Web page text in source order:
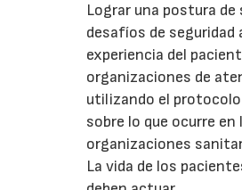
Lograr una postura
desafíos de
experiencia del
organizaciones de
utilizando el protocolo
sobre lo que ocurre
organizaciones
La vida de los